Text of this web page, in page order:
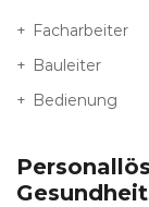
Facharbeiter
Bauleiter
Bedienung